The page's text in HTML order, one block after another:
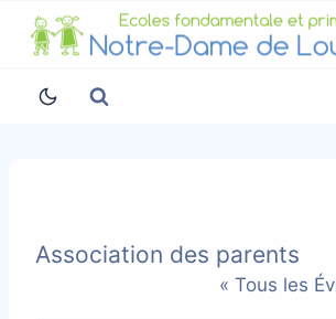
Aller
Association des parents
« Tous les